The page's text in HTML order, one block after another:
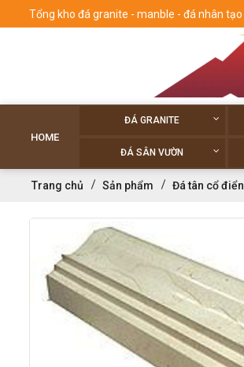
Tổng kho đá granite - manble - đá nhân tạo
HOME
ĐÁ GRANITE
ĐÁ SÂN VƯỜN
Trang chủ Sản phẩm Đá tân cổ điển